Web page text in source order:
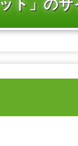
ト」の